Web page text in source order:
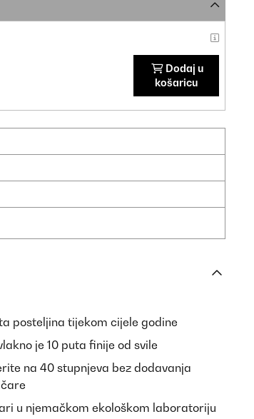
Dodaj u
košaricu
posteljina tijekom cijele godine
je 10 puta finije od svile
na 40 stupnjeva bez dodavanja
u njemačkom ekološkom laboratoriju